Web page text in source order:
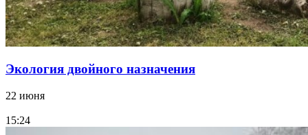
Экология двойного назначения
22 июня
15:24